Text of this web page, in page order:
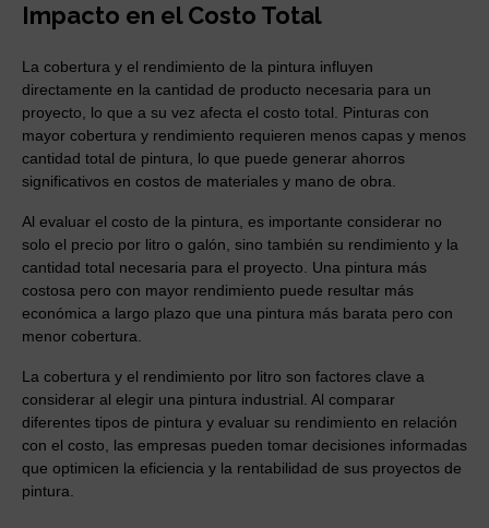
Impacto en el Costo Total
La cobertura y el rendimiento de la pintura influyen
directamente en la cantidad de producto necesaria para un
proyecto, lo que a su vez afecta el costo total. Pinturas con
mayor cobertura y rendimiento requieren menos capas y menos
cantidad total de pintura, lo que puede generar ahorros
significativos en costos de materiales y mano de obra.
Al evaluar el costo de la pintura, es importante considerar no
solo el precio por litro o galón, sino también su rendimiento y la
cantidad total necesaria para el proyecto. Una pintura más
costosa pero con mayor rendimiento puede resultar más
económica a largo plazo que una pintura más barata pero con
menor cobertura.
La cobertura y el rendimiento por litro son factores clave a
considerar al elegir una pintura industrial. Al comparar
diferentes tipos de pintura y evaluar su rendimiento en relación
con el costo, las empresas pueden tomar decisiones informadas
que optimicen la eficiencia y la rentabilidad de sus proyectos de
pintura.